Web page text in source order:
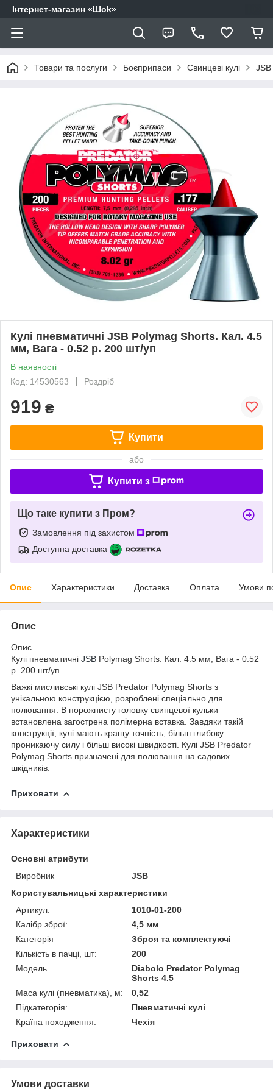
Інтернет-магазин «Шоk»
Товари та послуги Боєприпаси Свинцеві кулі JSB
Кулі пневматичні JSB Polymag Shorts. Кал. 4.5
мм, Вага - 0.52 р. 200 шт/уп
В наявності
Код: 14530563
Роздріб
919 ₴
Купити
або
Купити з
Що таке купити з Пром?
Замовлення під захистом
Доступна доставка
Опис Характеристики Доставка Оплата Умови
Опис
Опис
Кулі пневматичні JSB Polymag Shorts. Кал. 4.5 мм, Вага - 0.52
р. 200 шт/уп
Важкі мисливські кулі JSB Predator Polymag Shorts з
унікальною конструкцією, розроблені спеціально для
полювання. В порожнисту головку свинцевої кульки
встановлена загострена полімерна вставка. Завдяки такій
конструкції, кулі мають кращу точність, більш глибоку
проникаючу силу і більш високі швидкості. Кулі JSB Predator
Polymag Shorts призначені для полювання на садових
шкідників.
Приховати
Характеристики
Основні атрибути
Виробник
JSB
Користувальницькі характеристики
Артикул:
1010-01-200
Калібр зброї:
4,5 мм
Категорія
Зброя та комплектуючі
Кількість в пачці, шт:
200
Мoдель
Diabolo Predator Polymag
Shorts 4.5
Маса кулі (пневматика), м:
0,52
Підкатегорія:
Пневматичні кулі
Країна походження:
Чехія
Приховати
Умови доставки